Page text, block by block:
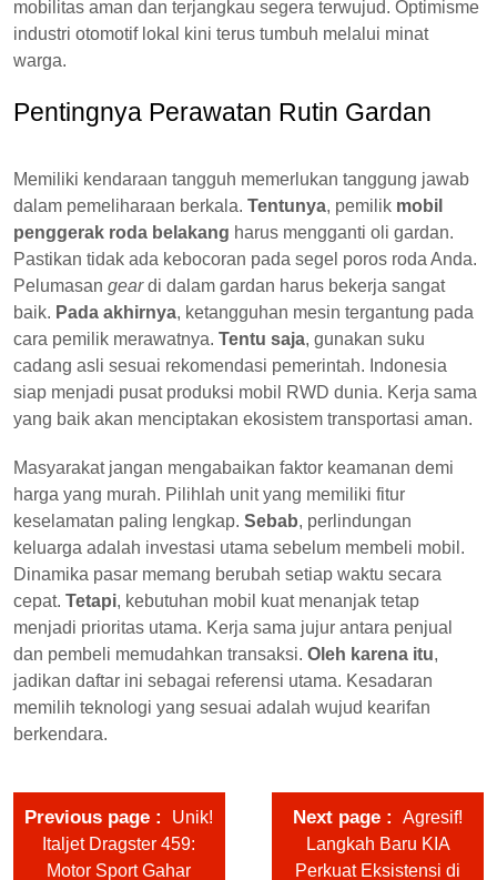
mobilitas aman dan terjangkau segera terwujud. Optimisme
industri otomotif lokal kini terus tumbuh melalui minat
warga.
Pentingnya Perawatan Rutin Gardan
Memiliki kendaraan tangguh memerlukan tanggung jawab
dalam pemeliharaan berkala. Tentunya, pemilik mobil
penggerak roda belakang harus mengganti oli gardan.
Pastikan tidak ada kebocoran pada segel poros roda Anda.
Pelumasan geardi dalam gardan harus bekerja sangat
baik. Pada akhirnya, ketangguhan mesin tergantung pada
cara pemilik merawatnya. Tentu saja, gunakan suku
cadang asli sesuai rekomendasi pemerintah. Indonesia
siap menjadi pusat produksi mobil RWD dunia. Kerja sama
yang baik akan menciptakan ekosistem transportasi aman.
Masyarakat jangan mengabaikan faktor keamanan demi
harga yang murah. Pilihlah unit yang memiliki fitur
keselamatan paling lengkap. Sebab, perlindungan
keluarga adalah investasi utama sebelum membeli mobil.
Dinamika pasar memang berubah setiap waktu secara
cepat. Tetapi, kebutuhan mobil kuat menanjak tetap
menjadi prioritas utama. Kerja sama jujur antara penjual
dan pembeli memudahkan transaksi. Oleh karena itu,
jadikan daftar ini sebagai referensi utama. Kesadaran
memilih teknologi yang sesuai adalah wujud kearifan
berkendara.
Previous page
Unik!
Italjet Dragster 459:
Motor Sport Gahar
Next page
Agresif!
Langkah Baru KIA
Perkuat Eksistensi di